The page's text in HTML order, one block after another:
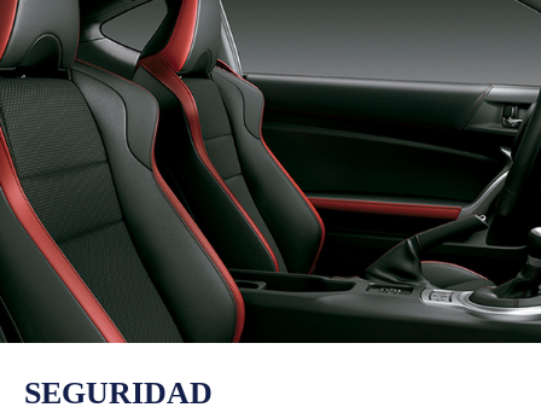
SEGURIDAD